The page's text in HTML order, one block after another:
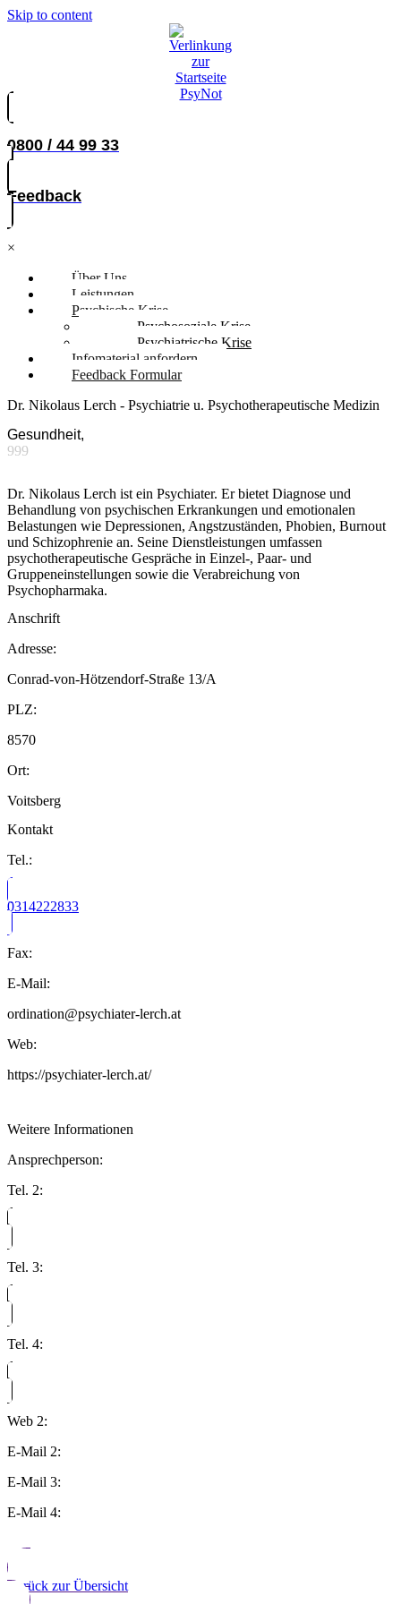
Skip to content
0800 / 44 99 33
Feedback
×
Über Uns
Leistungen
Psychische Krise
Psychosoziale Krise
Psychiatrische Krise
Infomaterial anfordern
Feedback Formular
Dr. Nikolaus Lerch - Psychiatrie u. Psychotherapeutische Medizin
Gesundheit,
999
Dr. Nikolaus Lerch ist ein Psychiater. Er bietet Diagnose und
Behandlung von psychischen Erkrankungen und emotionalen
Belastungen wie Depressionen, Angstzuständen, Phobien, Burnout
und Schizophrenie an. Seine Dienstleistungen umfassen
psychotherapeutische Gespräche in Einzel-, Paar- und
Gruppeneinstellungen sowie die Verabreichung von
Psychopharmaka.
Anschrift
Adresse:
Conrad-von-Hötzendorf-Straße 13/A
PLZ:
8570
Ort:
Voitsberg
Kontakt
Tel.:
0314222833
Fax:
E-Mail:
ordination@psychiater-lerch.at
Web:
https://psychiater-lerch.at/
Weitere Informationen
Ansprechperson:
Tel. 2:
Tel. 3:
Tel. 4:
Web 2:
E-Mail 2:
E-Mail 3:
E-Mail 4:
Zurück zur Übersicht